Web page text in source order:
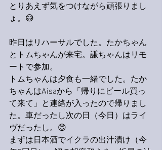
とりあえず気をつけながら頑張りまし
ょ。😅
昨日はリハーサルでした。たかちゃん
とトムちゃんが来宅。謙ちゃんはリモ
ートで参加。
トムちゃんは夕食も一緒でした。たか
ちゃんはAisaから「帰りにビール買っ
て来て」と連絡が入ったので帰りまし
た。車だったし次の日（今日）はライ
ヴだったし。😊
まずは日本酒でイクラの出汁漬け（今